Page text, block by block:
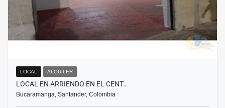
LOCAL ALQUILER
LOCAL EN ARRIENDO EN EL CENT…
Bucaramanga, Santander, Colombia